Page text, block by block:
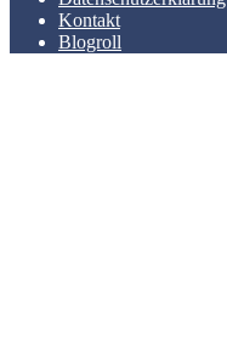
Kontakt
Blogroll